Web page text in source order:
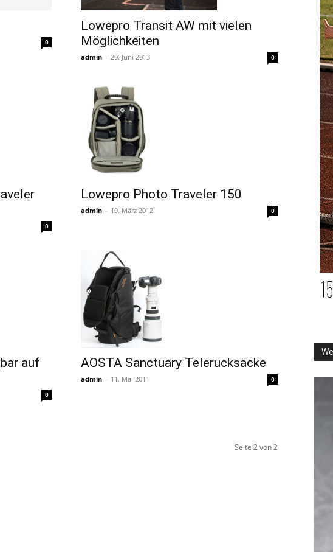
0
Lowepro Transit AW mit vielen
Möglichkeiten
admin - 20. Juni 2013 0
0
Lowepro Photo Traveler 150
admin - 19. März 2012 0
auf
0
AOSTA Sanctuary Telerucksäcke
admin - 11. Mai 2011 0
Seite 2 von 2